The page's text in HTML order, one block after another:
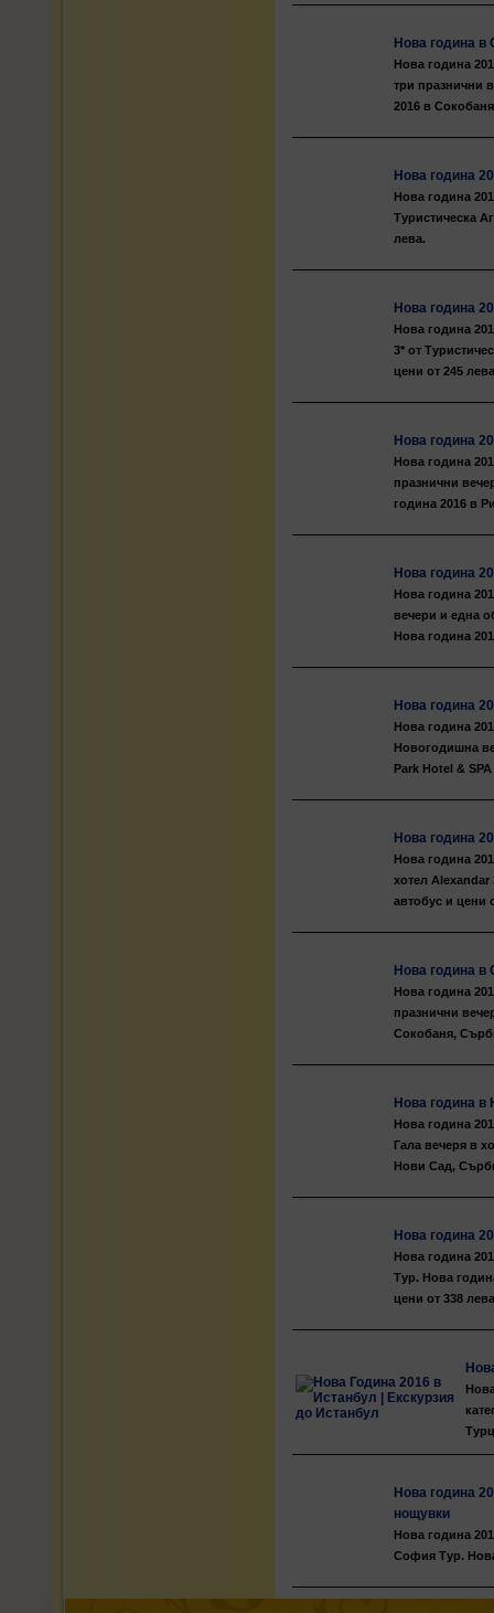
Нова година в
Нова година
три празнични
2016 в
Нова година
Нова година
Туристическа
лева.
Нова година
Нова година
3* от
цени от 245
Нова година
Нова година
празнични
година 2016 в
Нова година
Нова година
вечери и една
Нова година
Нова година
Нова година
Новогодишна
Park Hotel &
Нова година
Нова година
хотел
автобус и цени
Нова година в
Нова година
празнични
Сокобаня,
Нова година в
Нова година
Гала вечеря в
Нови Сад,
Нова година
Нова година
Тур. Нова
цени от 338
Нова година
нощувки
Нова година
София Тур.